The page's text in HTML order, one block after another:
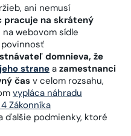
ani nemusí
pracuje na skrátený
webovom sídle
povinnosť
domnieva, že
strane a zamestnanci
čas v celom rozsahu,
vypláca náhradu
Zákonníka
ďalšie podmienky, ktoré